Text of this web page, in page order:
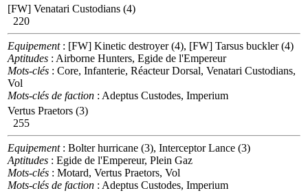
[FW] Venatari Custodians (4)
220
Equipement: [FW] Kinetic destroyer (4), [FW] Tarsus buckler (4)
Aptitudes : Airborne Hunters, Egide de l'Empereur
Mots-clés : Core, Infanterie, Réacteur Dorsal, Venatari Custodians,
Vol
Mots-clés de faction : Adeptus Custodes, Imperium
Vertus Praetors (3)
255
Equipement: Bolter hurricane (3), Interceptor Lance (3)
Aptitudes : Egide de l'Empereur, Plein Gaz
Mots-clés : Motard, Vertus Praetors, Vol
Mots-clés de faction : Adeptus Custodes, Imperium